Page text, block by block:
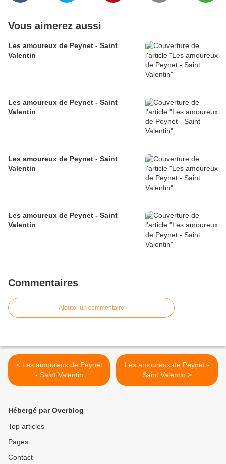
Vous aimerez aussi
Les amoureux de Peynet - Saint
Valentin
Les amoureux de Peynet - Saint
Valentin
Les amoureux de Peynet - Saint
Valentin
Les amoureux de Peynet - Saint
Valentin
Commentaires
Ajouter un commentaire
< Les amoureux de Peynet
- Saint Valentin
Les amoureux de Peynet -
Saint Valentin >
Hébergé par Overblog
Top articles
Pages
Contact